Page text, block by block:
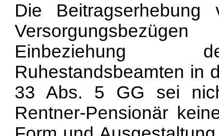
Die Beitragserhebung
Einbeziehung
Ruhestandsbeamten in
33 Abs. 5 GG sei
Rentner-Pensionär